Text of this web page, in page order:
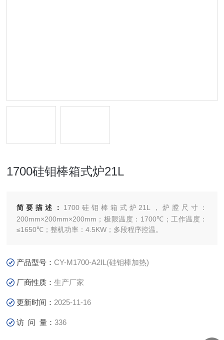
1700硅钼棒箱式炉21L
简要描述： 1700硅钼棒箱式炉21L，炉膛尺寸：
200mm×200mm×200mm；极限温度：1700℃；工作温度：
≤1650℃；整机功率：4.5KW；多段程序控温。
产品型号：CY-M1700-A2IL(硅钼棒加热)
厂商性质：生产厂家
更新时间： 2025-11-16
访 问 量：336